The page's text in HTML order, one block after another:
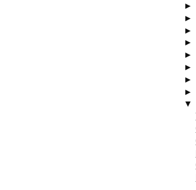
►
►
►
►
►
►